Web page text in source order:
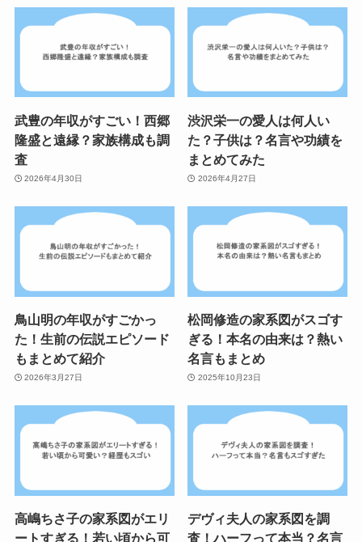
武豊の年収がすごい！西郷
隆盛と遠縁？家族構成も調
査
2026年4月30日
渋沢栄一の愛人は何人い
た？子供は？名言や功績を
まとめてみた
2026年4月27日
鳥山明の年収がすごかっ
た！生前の伝説エピソード
もまとめて紹介
2026年3月27日
松岡修造の家系図がスゴす
ぎる！本名の由来は？熱い
名言もまとめ
2025年10月23日
高嶋ちさ子の家系図がエリ
ートすぎる！若い頃から可
デヴィ夫人の家系図を調
査！ハーフって本当？名言